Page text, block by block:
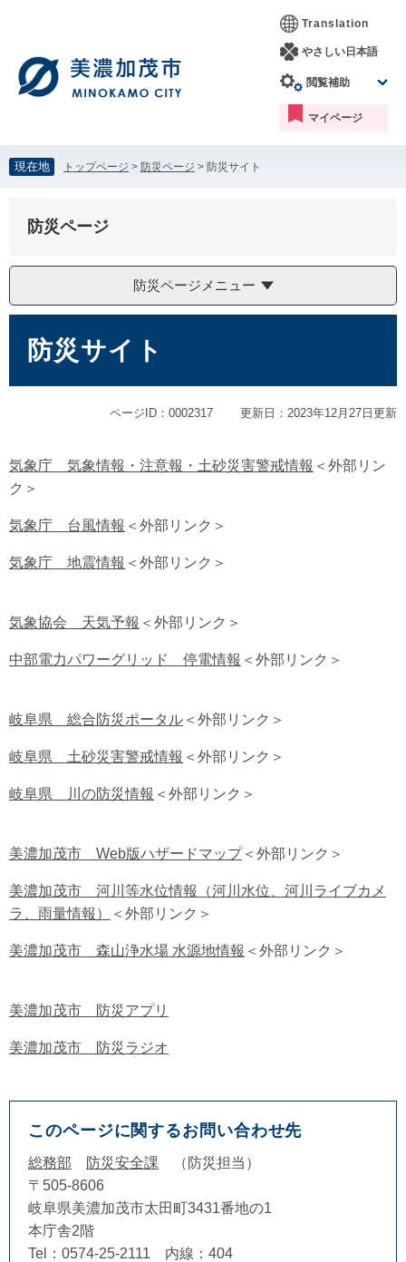
す。
し
て
本
Translation
やさしい日本語
閲覧補助
マイページ
現在地 トップページ > 防災ページ > 防災サイト
防災ページ
防災ページメニュー
防災サイト
ページID：0002317 更新日：2023年12月27日更新
気象庁 気象情報・注意報・土砂災害警戒情報 ＜外部リン
ク＞
気象庁 台風情報 ＜外部リンク＞
気象庁 地震情報 ＜外部リンク＞
気象協会 天気予報 ＜外部リンク＞
中部電力パワーグリッド 停電情報 ＜外部リンク＞
​岐阜県 総合防災ポータル ＜外部リンク＞
岐阜県 土砂災害警戒情報 ＜外部リンク＞
岐阜県 川の防災情報 ＜外部リンク＞
美濃加茂市 Web版ハザードマップ＜外部リンク＞
美濃加茂市 河川等水位情報（河川水位、河川ライブカメ
ラ、雨量情報）
＜外部リンク＞
美濃加茂市 森山浄水場 水源地情報 ＜外部リンク＞
​美濃加茂市 防災アプリ
美濃加茂市 防災ラジオ
このページに関するお問い合わせ先
総務部 防災安全課
防災担当
〒505-8606
岐阜県美濃加茂市太田町3431番地の1
本庁舎2階
Tel：0574-25-2111 内線：404